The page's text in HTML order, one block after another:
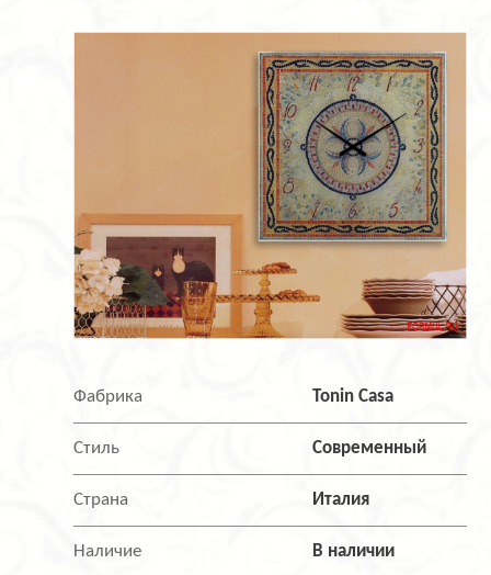
Фабрика Tonin Casa
Стиль Современный
Страна Италия
Наличие В наличии